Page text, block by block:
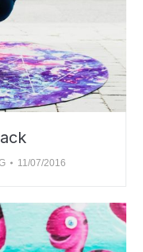
11/07/2016